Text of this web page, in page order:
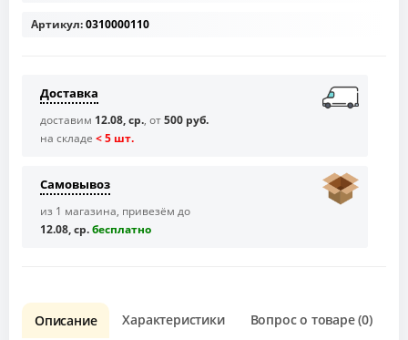
Артикул:0310000110
Доставка
доставим 12.08, ср., от500 руб.
на складе < 5 шт.
Самовывоз
из 1 магазина, привезём до
12.08, ср.бесплaтно
Описание Характеристики Вопрос о товаре (0)